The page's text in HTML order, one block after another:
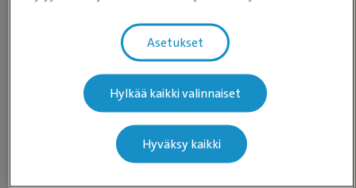
Asetukset
Hylkää kaikki valinnaiset
Hyväksy kaikki